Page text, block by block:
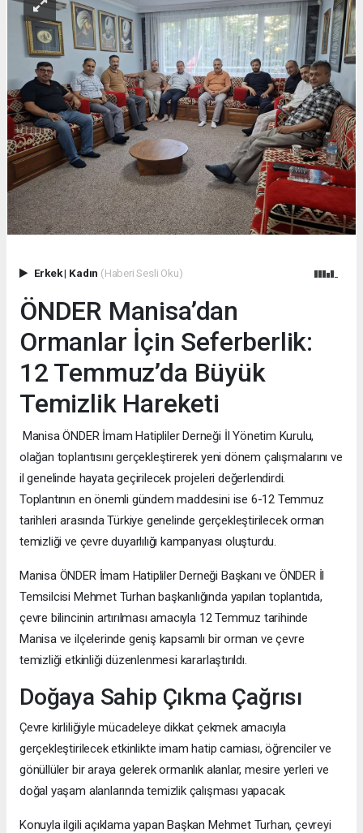
Erkek| Kadın (Haberi Sesli Oku)
ÖNDER Manisa’dan
Ormanlar İçin Seferberlik:
12 Temmuz’da Büyük
Temizlik Hareketi
Manisa ÖNDER İmam Hatipliler Derneği İl Yönetim Kurulu,
olağan toplantısını gerçekleştirerek yeni dönem çalışmalarını ve
il genelinde hayata geçirilecek projeleri değerlendirdi.
Toplantının en önemli gündem maddesini ise 6-12 Temmuz
tarihleri arasında Türkiye genelinde gerçekleştirilecek orman
temizliği ve çevre duyarlılığı kampanyası oluşturdu.
Manisa ÖNDER İmam Hatipliler Derneği Başkanı ve ÖNDER İl
Temsilcisi Mehmet Turhan başkanlığında yapılan toplantıda,
çevre bilincinin artırılması amacıyla 12 Temmuz tarihinde
Manisa ve ilçelerinde geniş kapsamlı bir orman ve çevre
temizliği etkinliği düzenlenmesi kararlaştırıldı.
Doğaya Sahip Çıkma Çağrısı
Çevre kirliliğiyle mücadeleye dikkat çekmek amacıyla
gerçekleştirilecek etkinlikte imam hatip camiası, öğrenciler ve
gönüllüler bir araya gelerek ormanlık alanlar, mesire yerleri ve
doğal yaşam alanlarında temizlik çalışması yapacak.
Konuyla ilgili açıklama yapan Başkan Mehmet Turhan, çevreyi